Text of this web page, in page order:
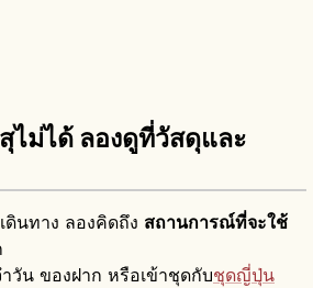
ไม่ได้ ลองดูที่วัสดุและ
ดินทาง ลองคิดถึง สถานการณ์ที่จะใช้
วัน ของฝาก หรือเข้าชุดกับชุดญี่ปุ่น